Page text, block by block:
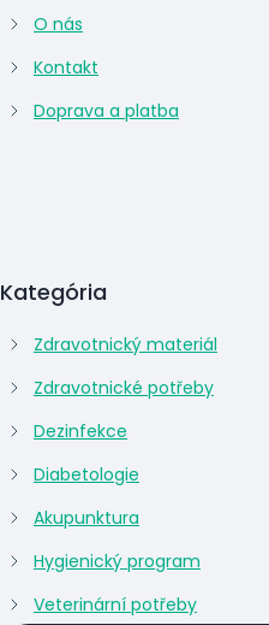
O nás
Kontakt
Doprava a platba
Kategória
Zdravotnický materiál
Zdravotnické potřeby
Dezinfekce
Diabetologie
Akupunktura
Hygienický program
Veterinární potřeby